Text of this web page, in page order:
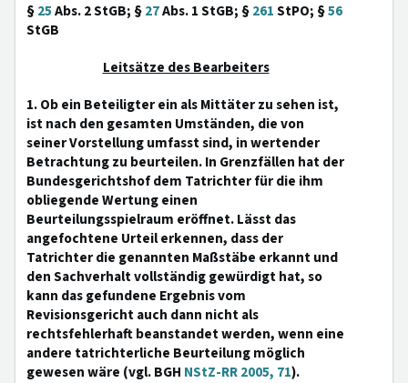
§25Abs. 2 StGB; §27Abs. 1 StGB; §261StPO; §56
StGB
Leitsätze des Bearbeiters
1. Ob ein Beteiligter ein als Mittäter zu sehen ist,
ist nach den gesamten Umständen, die von
seiner Vorstellung umfasst sind, in wertender
Betrachtung zu beurteilen. In Grenzfällen hat der
Bundesgerichtshof dem Tatrichter für die ihm
obliegende Wertung einen
Beurteilungsspielraum eröffnet. Lässt das
angefochtene Urteil erkennen, dass der
Tatrichter die genannten Maßstäbe erkannt und
den Sachverhalt vollständig gewürdigt hat, so
kann das gefundene Ergebnis vom
Revisionsgericht auch dann nicht als
rechtsfehlerhaft beanstandet werden, wenn eine
andere tatrichterliche Beurteilung möglich
gewesen wäre (vgl. BGH NStZ-RR 2005, 71).